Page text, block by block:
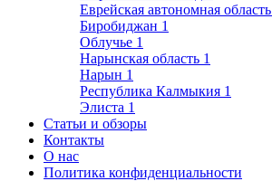
Еврейская автономная область
Биробиджан 1
Облучье 1
Нарынская область 1
Нарын 1
Республика Калмыкия 1
Элиста 1
Статьи и обзоры
Контакты
О нас
Политика конфиденциальности